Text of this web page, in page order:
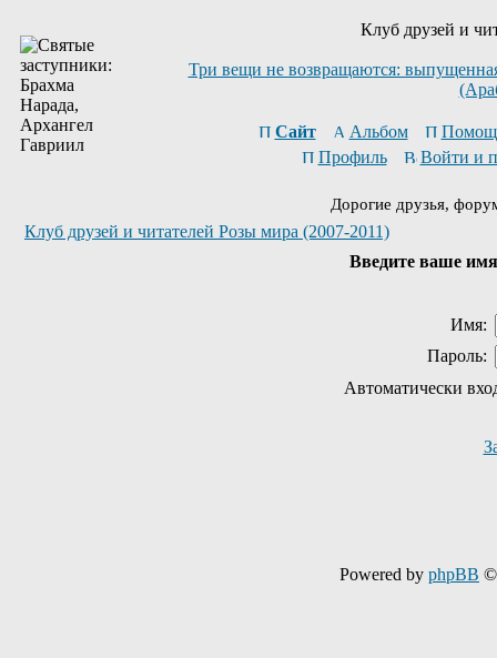
Клуб друзей и
Три вещи не возвращаются:
Сайт Альбом
Профиль
Войти и
Дорогие друзья,
Клуб друзей и читателей Розы мира (2007-2011)
Введите ваше
Имя:
Пароль:
Автоматически
Powered by phpBB ©